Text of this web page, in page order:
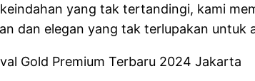
yang tak tertandingi, kami
dan elegan yang tak terlupakan untuk